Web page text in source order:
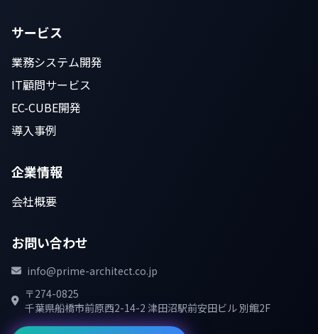
サービス
業務システム開発
IT顧問サービス
EC-CUBE開発
導入事例
企業情報
会社概要
お問い合わせ
info@prime-architect.co.jp
〒274-0825
千葉県船橋市前原西2-14-2 津田沼駅前安田ビル 別館2F